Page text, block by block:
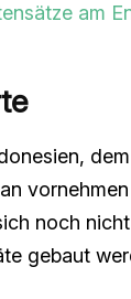
am
noch
gebaut